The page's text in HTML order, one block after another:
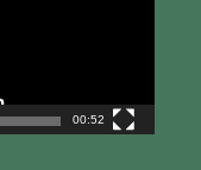
00:52